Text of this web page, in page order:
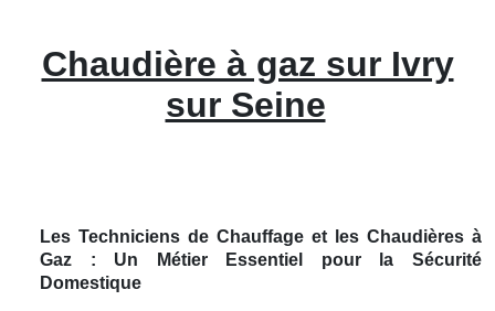
Chaudière à gaz sur Ivry
sur Seine
Les Techniciens de Chauffage et les Chaudières à
Gaz : Un Métier Essentiel pour la Sécurité
Domestique